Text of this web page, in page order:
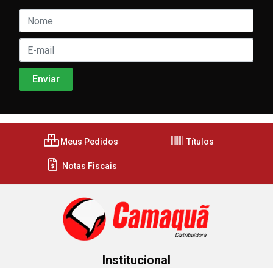
Meus Pedidos Títulos
Notas Fiscais
Institucional